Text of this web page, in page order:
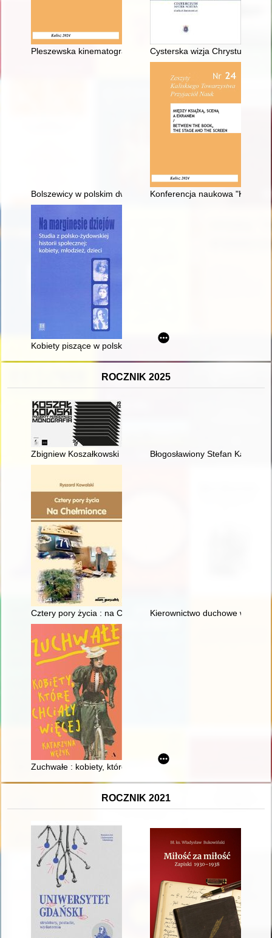
Pleszewska kinematografia w okresie międzywojennym
Cysterska wizja Chrystusa w
Bolszewicy w polskim dworze Konferencja naukowa "Kalisz -
Kobiety piszące w polsko-żydowskiej contact zone
ROCZNIK 2025
Zbigniew Koszałkowski : projekty periodyków : monografia
Błogosławiony Stefan
Cztery pory życia : na ChełmionceKierownictwo duchowe w
Zuchwałe : kobiety, które chciały więcej
ROCZNIK 2021